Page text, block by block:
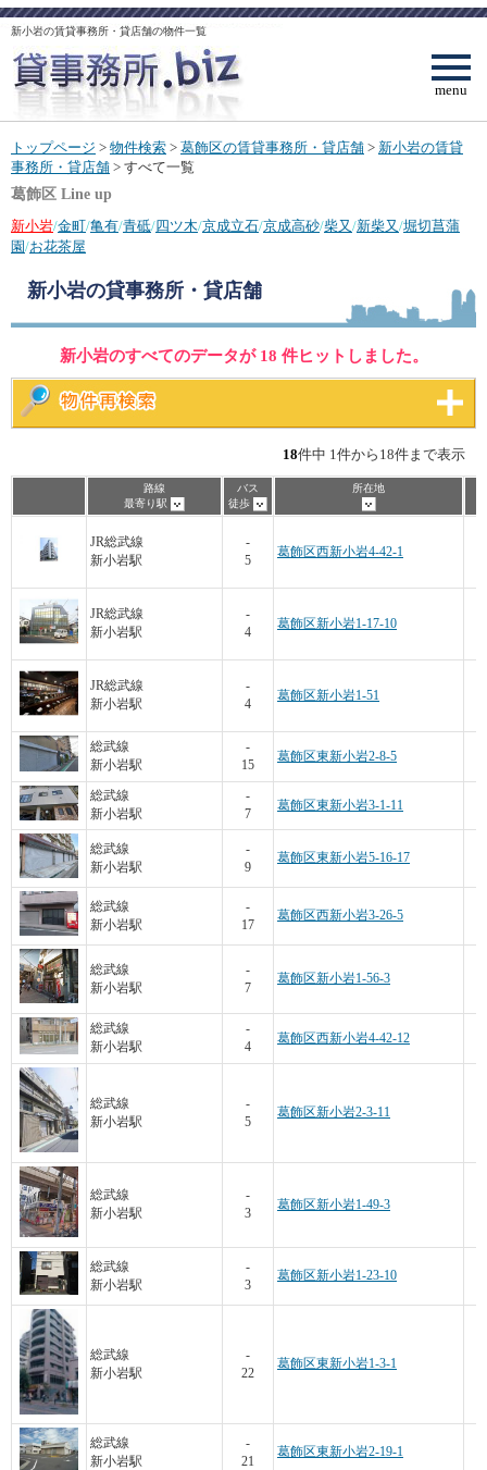
新小岩の賃貸事務所・貸店舗の物件一覧
menu
トップページ > 物件検索 > 葛飾区の賃貸事務所・貸店舗 > 新小岩の賃貸
事務所・貸店舗 > すべて一覧
葛飾区 Line up
新小岩/金町/亀有/青砥/四ツ木/京成立石/京成高砂/柴又 /新柴又 /堀切菖蒲
園/お花茶屋
新小岩の貸事務所・貸店舗
新小岩のすべてのデータが 18 件ヒットしました。
18件中 1件から18件まで表示
路線
最寄り駅
バス
徒歩
所在地
JR総武線
新小岩駅
-
5
葛飾区西新小岩4-42-1
JR総武線
新小岩駅
-
4
葛飾区新小岩1-17-10
JR総武線
新小岩駅
-
4
葛飾区新小岩1-51
総武線
新小岩駅
-
15
葛飾区東新小岩2-8-5
総武線
新小岩駅
-
7
葛飾区東新小岩3-1-11
総武線
新小岩駅
-
9
葛飾区東新小岩5-16-17
総武線
新小岩駅
-
17
葛飾区西新小岩3-26-5
総武線
新小岩駅
-
7
葛飾区新小岩1-56-3
総武線
新小岩駅
-
4
葛飾区西新小岩4-42-12
総武線
新小岩駅
-
5
葛飾区新小岩2-3-11
総武線
新小岩駅
-
3
葛飾区新小岩1-49-3
総武線
新小岩駅
-
3
葛飾区新小岩1-23-10
総武線
新小岩駅
-
22
葛飾区東新小岩1-3-1
総武線
新小岩駅
-
21
葛飾区東新小岩2-19-1